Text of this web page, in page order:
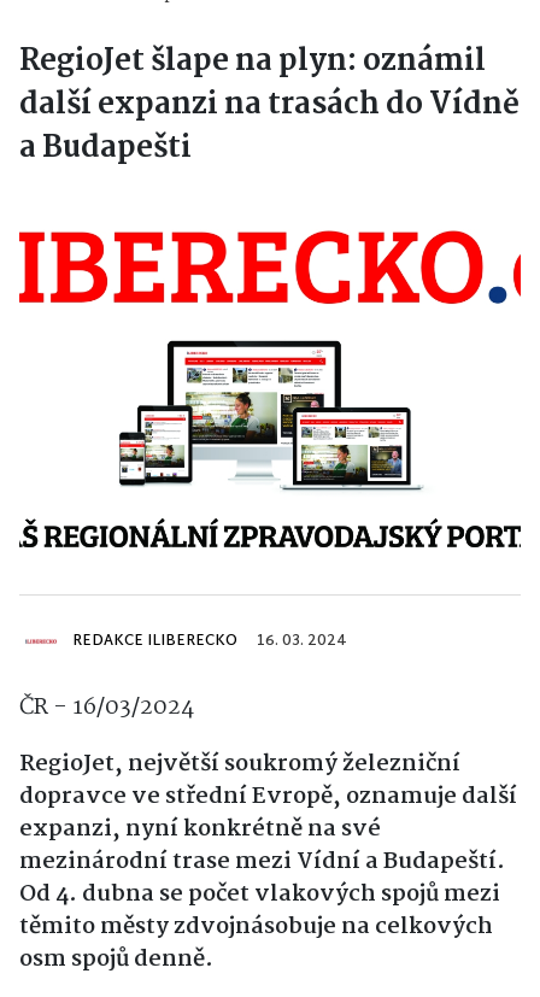
RegioJet šlape na plyn: oznámil
další expanzi na trasách do Vídně
a Budapešti
REDAKCE ILIBERECKO 16. 03. 2024
ČR - 16/03/2024
RegioJet, největší soukromý železniční
dopravce ve střední Evropě, oznamuje další
expanzi, nyní konkrétně na své
mezinárodní trase mezi Vídní a Budapeští.
Od 4. dubna se počet vlakových spojů mezi
těmito městy zdvojnásobuje na celkových
osm spojů denně.